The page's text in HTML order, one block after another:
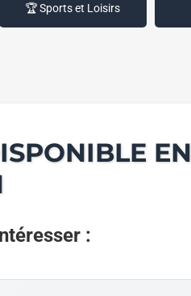
🏆 Sports et Loisirs
EN
: